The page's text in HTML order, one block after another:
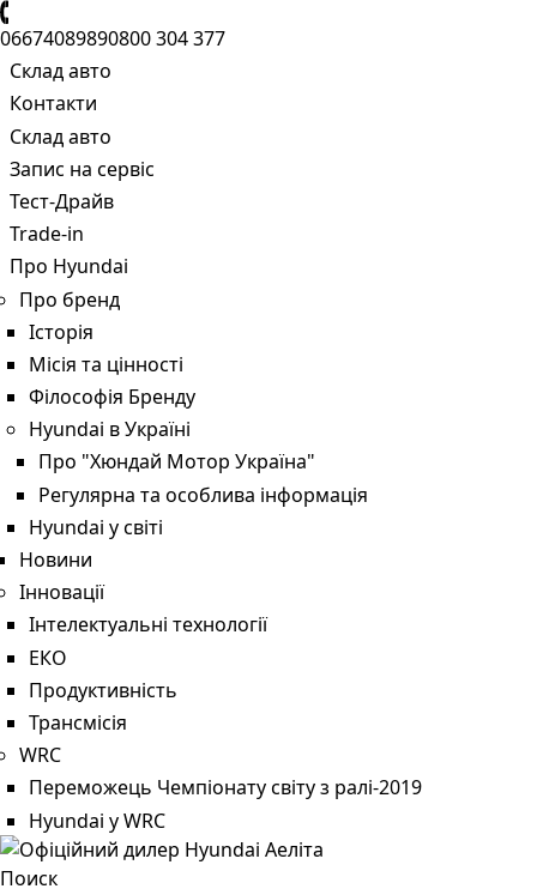
06674089890800 304 377
Склад авто
Контакти
Склад авто
Запис на сервіс
Тест-Драйв
Trade-in
Про Hyundai
Про бренд
Історія
Місія та цінності
Філософія Бренду
Hyundai в Україні
Про "Хюндай Мотор Україна"
Регулярна та особлива інформація
Hyundai у світі
Новини
Інновації
Інтелектуальні технології
ЕКО
Продуктивність
Трансмісія
WRC
Переможець Чемпіонату світу з ралі-2019
Hyundai у WRC
Поиск